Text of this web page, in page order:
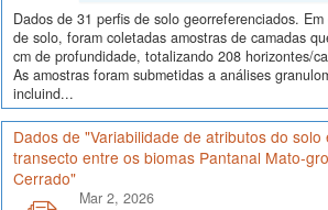
Dados de 31 perfis de solo georreferenciados.
de solo, foram coletadas amostras de camadas
cm de profundidade, totalizando 208 horizontes/
As amostras foram submetidas a análises
incluind...
Dados de "Variabilidade de atributos do solo
transecto entre os biomas Pantanal Mato-
Cerrado"
Mar 2, 2026